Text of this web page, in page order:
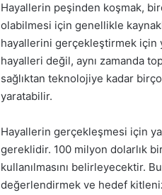
Hayallerin peşinden koşmak,
olabilmesi için genellikle
hayallerini gerçekleştirmek için
hayalleri değil, aynı zamanda
sağlıktan teknolojiye kadar
yaratabilir.
Hayallerin gerçekleşmesi için
gereklidir. 100 milyon dolarlık
kullanılmasını belirleyecektir.
değerlendirmek ve hedef